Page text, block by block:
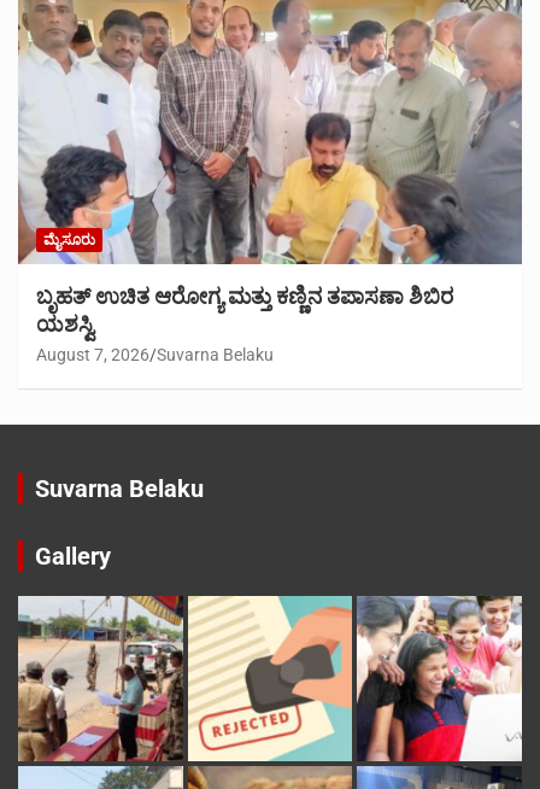
ಮೈಸೂರು
ಬೃಹತ್ ಉಚಿತ ಆರೋಗ್ಯ ಮತ್ತು ಕಣ್ಣಿನ ತಪಾಸಣಾ ಶಿಬಿರ
ಯಶಸ್ವಿ
August 7, 2026 Suvarna Belaku
Suvarna Belaku
Gallery